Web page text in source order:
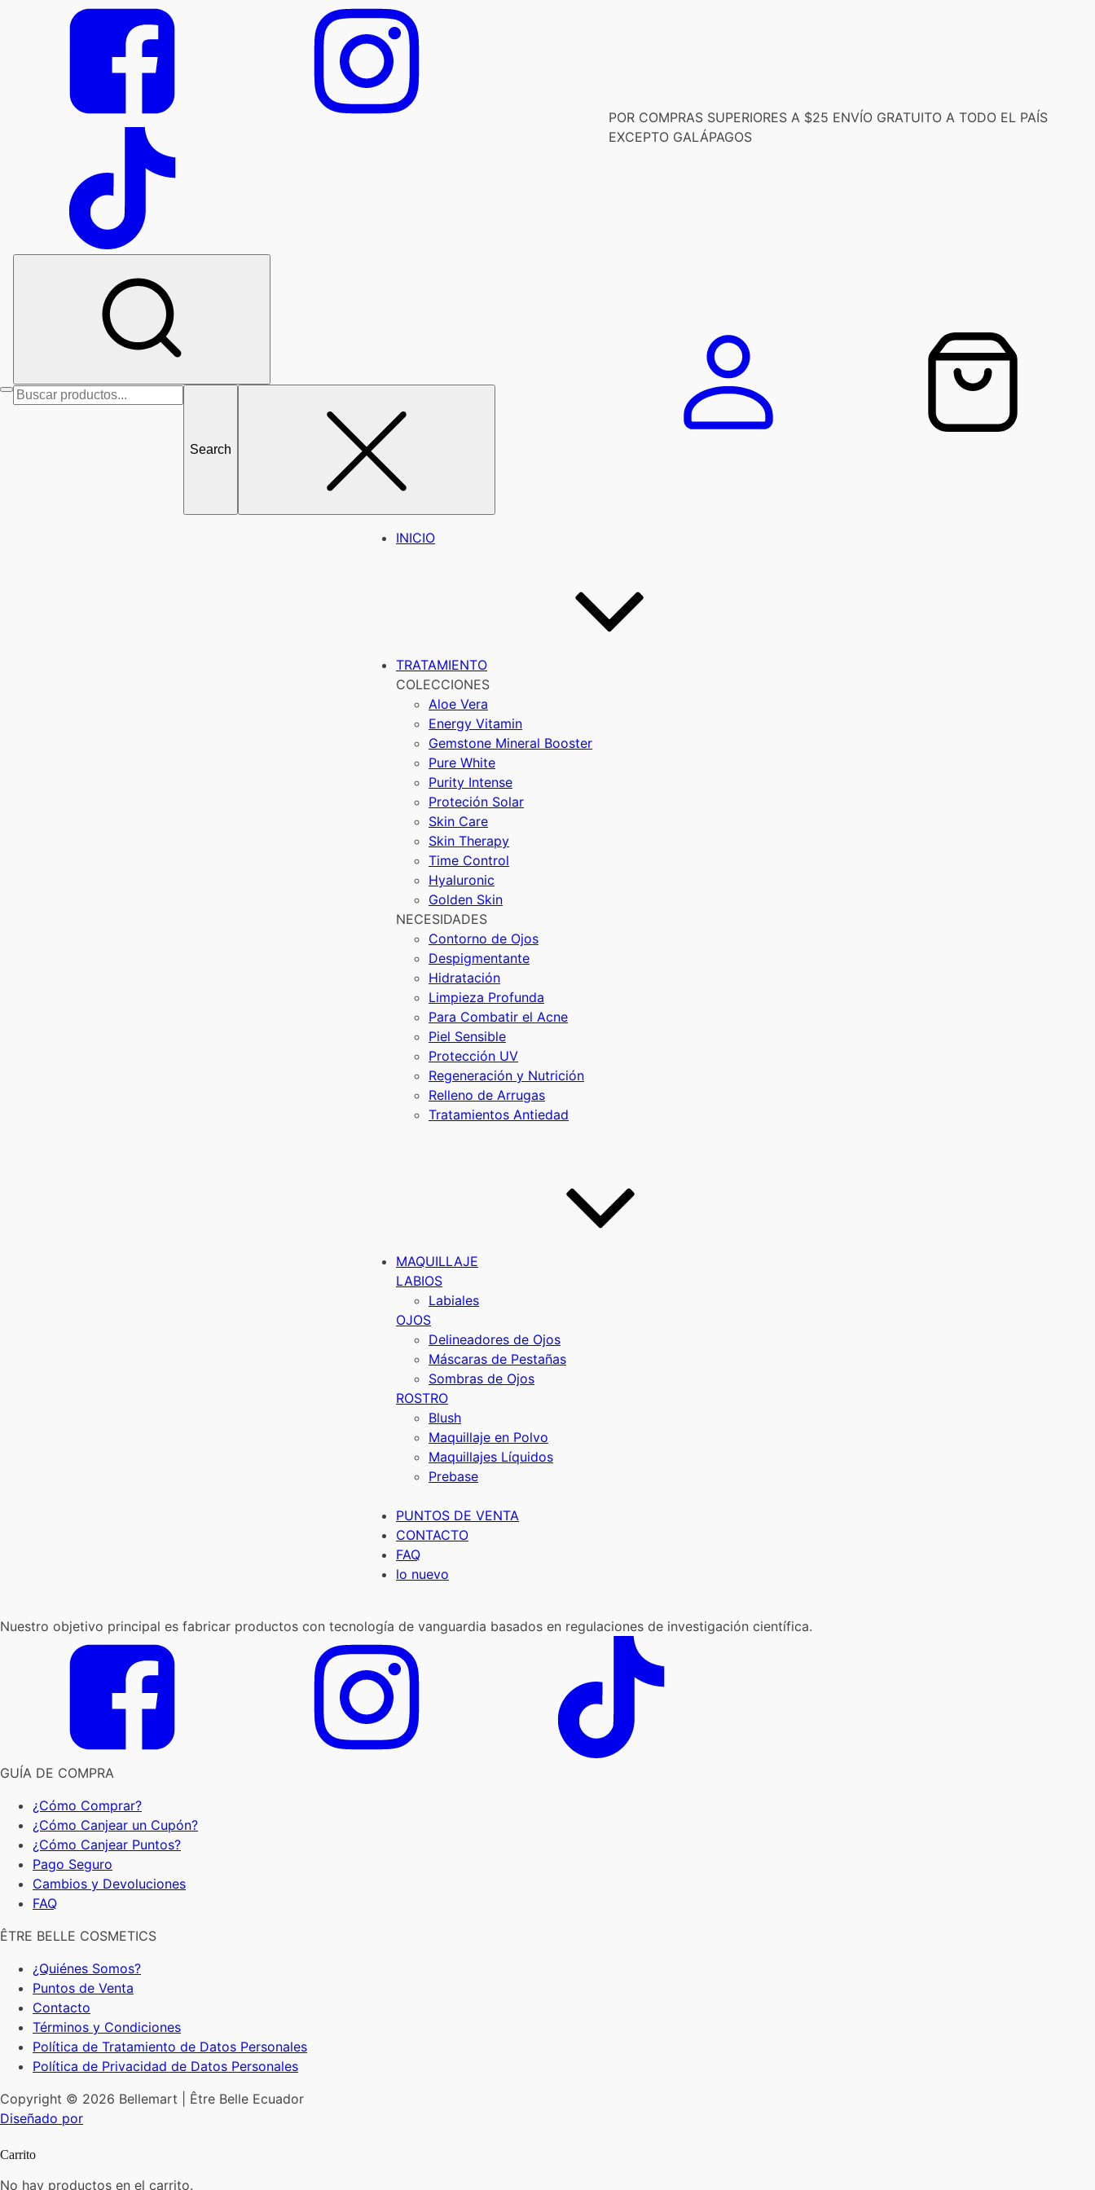
POR COMPRAS SUPERIORES A $25 ENVÍO GRATUITO A TODO EL PAÍS
EXCEPTO GALÁPAGOS
Search
INICIO
TRATAMIENTO
COLECCIONES
Aloe Vera
Energy Vitamin
Gemstone Mineral Booster
Pure White
Purity Intense
Proteción Solar
Skin Care
Skin Therapy
Time Control
Hyaluronic
Golden Skin
NECESIDADES
Contorno de Ojos
Despigmentante
Hidratación
Limpieza Profunda
Para Combatir el Acne
Piel Sensible
Protección UV
Regeneración y Nutrición
Relleno de Arrugas
Tratamientos Antiedad
MAQUILLAJE
LABIOS
Labiales
OJOS
Delineadores de Ojos
Máscaras de Pestañas
Sombras de Ojos
ROSTRO
Blush
Maquillaje en Polvo
Maquillajes Líquidos
Prebase
PUNTOS DE VENTA
CONTACTO
FAQ
lo nuevo
Nuestro objetivo principal es fabricar productos con tecnología de vanguardia basados en regulaciones de investigación científica.
GUÍA DE COMPRA
¿Cómo Comprar?
¿Cómo Canjear un Cupón?
¿Cómo Canjear Puntos?
Pago Seguro
Cambios y Devoluciones
FAQ
ÊTRE BELLE COSMETICS
¿Quiénes Somos?
Puntos de Venta
Contacto
Términos y Condiciones
Política de Tratamiento de Datos Personales
Política de Privacidad de Datos Personales
Copyright © 2026 Bellemart | Être Belle Ecuador
Diseñado por
Carrito
No hay productos en el carrito.